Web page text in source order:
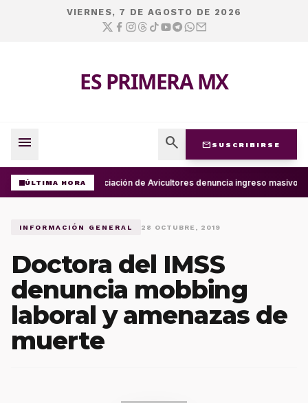
VIERNES, 7 DE AGOSTO DE 2026
ES PRIMERA MX
menu search mail SUSCRIBIRSE
ÚLTIMA HORA Asociación de Avicultores denuncia ingreso masivo
INFORMACIÓN GENERAL 28 OCTUBRE, 2019
Doctora del IMSS
denuncia mobbing
laboral y amenazas de
muerte